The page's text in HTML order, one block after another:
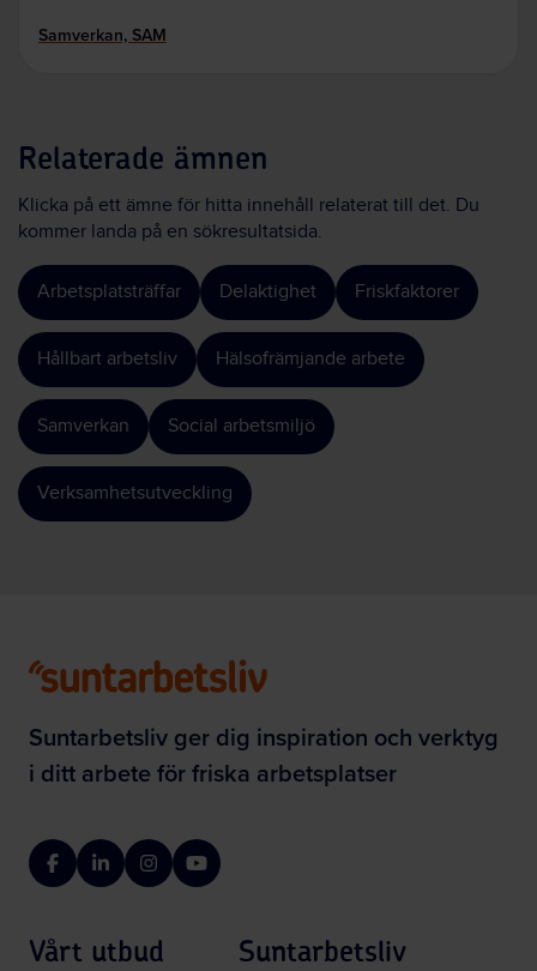
Samverkan, SAM
Relaterade ämnen
Klicka på ett ämne för hitta innehåll relaterat till det. Du
kommer landa på en sökresultatsida.
Arbetsplatsträffar Delaktighet Friskfaktorer
Hållbart arbetsliv Hälsofrämjande arbete
Samverkan Social arbetsmiljö
Verksamhetsutveckling
Suntarbetsliv ger dig inspiration och verktyg
i ditt arbete för friska arbetsplatser
FacebookLinkedInInstagramYouTube
Vårt utbud Suntarbetsliv